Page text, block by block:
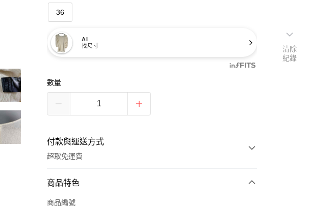
36
AI
找尺寸
數量
付款與運送方式
超取免運費
付款方式
信用卡一次付款
商品特色
商品編號
清除
紀錄